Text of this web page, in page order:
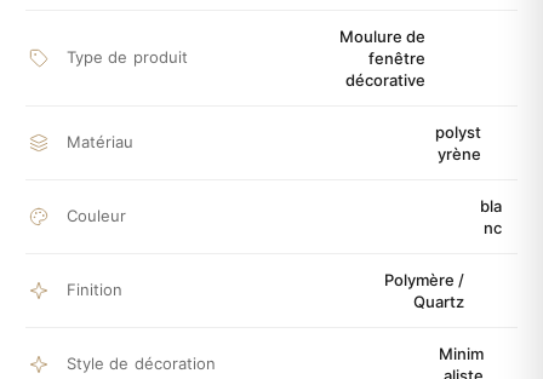
Type de produit
Moulure de
fenêtre
décorative
Matériau
polyst
yrène
Couleur
bla
nc
Finition
Polymère /
Quartz
Style de décoration
Minim
aliste